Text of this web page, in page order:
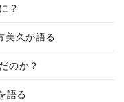
？
美久が語る
のか？
語る